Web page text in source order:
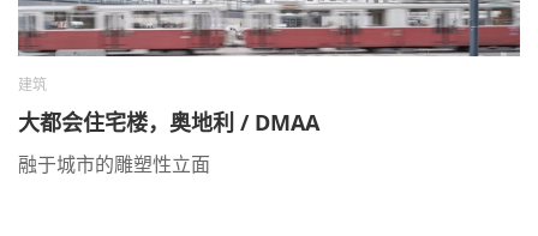
建筑
大都会住宅楼，奥地利 / DMAA
融于城市的雕塑性立面